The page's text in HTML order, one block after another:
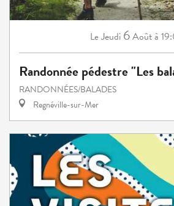
LeJeudi 6Aoûtà
Randonnée pédestre "Les
RANDONNÉES/BALADES
Regnéville-sur-Mer